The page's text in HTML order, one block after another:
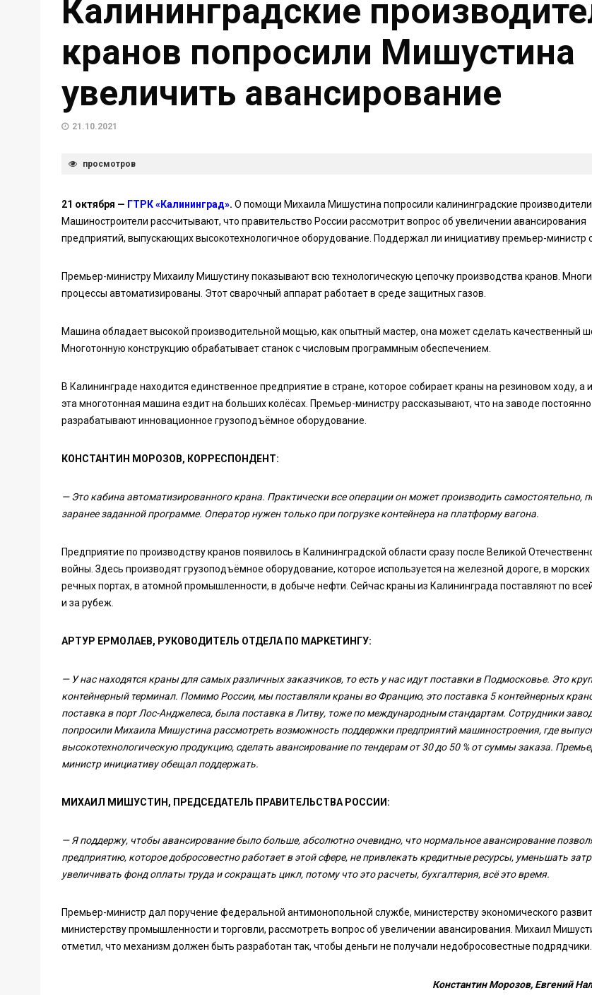
Калининградские
кранов попросили Мишустина
увеличить авансирование
21.10.2021
просмотров
21 октября — ГТРК «Калининград». О помощи Михаила Мишустина попросили калининградские производители
Машиностроители рассчитывают, что правительство России рассмотрит вопрос об увеличении авансирования
предприятий, выпускающих высокотехнологичное оборудование. Поддержал ли инициативу премьер-министр
Премьер-министру Михаилу Мишустину показывают всю технологическую цепочку производства кранов.
процессы автоматизированы. Этот сварочный аппарат работает в среде защитных газов.
Машина обладает высокой производительной мощью, как опытный мастер, она может сделать качественный
Многотонную конструкцию обрабатывает станок с числовым программным обеспечением.
В Калининграде находится единственное предприятие в стране, которое собирает краны на резиновом ходу, а
эта многотонная машина ездит на больших колёсах. Премьер-министру рассказывают, что на заводе постоянно
разрабатывают инновационное грузоподъёмное оборудование.
КОНСТАНТИН МОРОЗОВ, КОРРЕСПОНДЕНТ:
—Это кабина автоматизированного крана. Практически все операции он может производить самостоятельно,
заранее заданной программе. Оператор нужен только при погрузке контейнера на платформу вагона.
Предприятие по производству кранов появилось в Калининградской области сразу после Великой
войны. Здесь производят грузоподъёмное оборудование, которое используется на железной дороге, в морских
речных портах, в атомной промышленности, в добыче нефти. Сейчас краны из Калининграда поставляют по
и за рубеж.
АРТУР ЕРМОЛАЕВ, РУКОВОДИТЕЛЬ ОТДЕЛА ПО МАРКЕТИНГУ:
— У нас находятся краны для самых различных заказчиков, то есть у нас идут поставки в Подмосковье. Это
контейнерный терминал. Помимо России, мы поставляли краны во Францию, это поставка 5 контейнерных
поставка в порт Лос-Анджелеса, была поставка в Литву, тоже по международным стандартам. Сотрудники
попросили Михаила Мишустина рассмотреть возможность поддержки предприятий машиностроения, где
высокотехнологическую продукцию, сделать авансирование по тендерам от 30 до 50 % от суммы заказа.
министр инициативу обещал поддержать.
МИХАИЛ МИШУСТИН, ПРЕДСЕДАТЕЛЬ ПРАВИТЕЛЬСТВА РОССИИ:
—Я поддержу, чтобы авансирование было больше, абсолютно очевидно, что нормальное авансирование
предприятию, которое добросовестно работает в этой сфере, не привлекать кредитные ресурсы, уменьшать
увеличивать фонд оплаты труда и сокращать цикл, потому что это расчеты, бухгалтерия, всё это время.
Премьер-министр дал поручение федеральной антимонопольной службе, министерству экономического
министерству промышленности и торговли, рассмотреть вопрос об увеличении авансирования. Михаил
отметил, что механизм должен быть разработан так, чтобы деньги не получали недобросовестные подрядчики.
Константин Морозов, Евгений